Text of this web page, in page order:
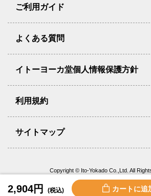
2,904円 (税込)
ご利用ガイド
よくある質問
イトーヨーカ堂個人情報保護方針
利用規約
サイトマップ
Copyright © Ito-Yokado Co.,Ltd. All